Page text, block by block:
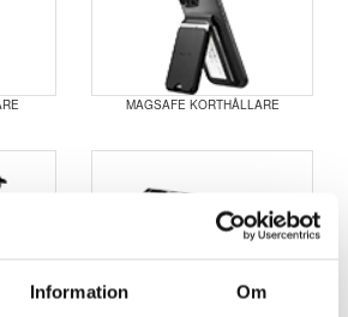
Information Om
MAGSAFE KORTHÅLLARE
MAGSAFE MAGNET RING